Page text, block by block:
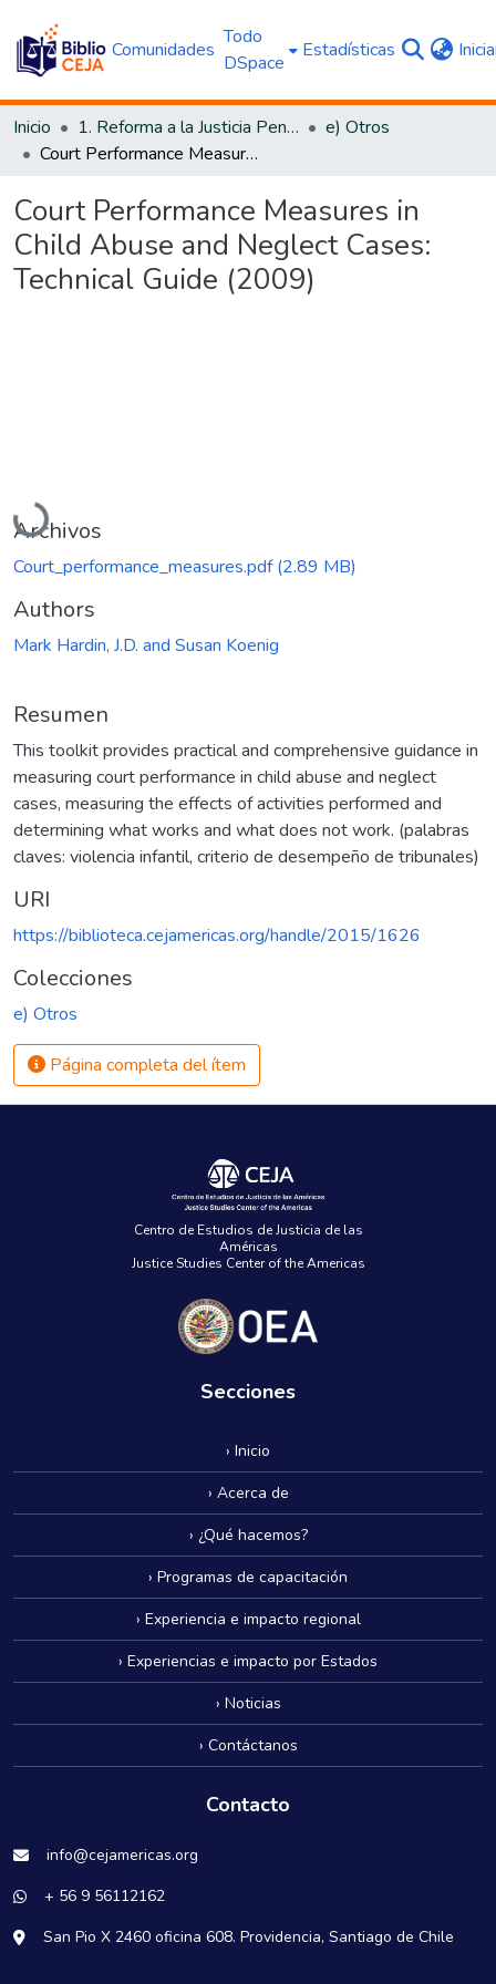
Comunidades
Todo
DSpace
Estadísticas
Inicio 1. Reforma a la Justicia Penal
e) Otros
Court Performance Measures in Child Abuse and Neglect Cases: Technical Guide (2009)
Court Performance Measures in
Child Abuse and Neglect Cases:
Technical Guide (2009)
Cargando...
Archivos
Court_performance_measures.pdf(2.89 MB)
Authors
Mark Hardin, J.D. and Susan Koenig
Resumen
This toolkit provides practical and comprehensive guidance in
measuring court performance in child abuse and neglect
cases, measuring the effects of activities performed and
determining what works and what does not work. (palabras
claves: violencia infantil, criterio de desempeño de tribunales)
URI
https://biblioteca.cejamericas.org/handle/2015/1626
Colecciones
e) Otros
Página completa del ítem
Centro de Estudios de Justicia de las
Américas
Justice Studies Center of the Americas
Secciones
› Inicio
› Acerca de
› ¿Qué hacemos?
› Programas de capacitación
› Experiencia e impacto regional
› Experiencias e impacto por Estados
› Noticias
› Contáctanos
Contacto
info@cejamericas.org
+ 56 9 56112162
San Pio X 2460 oficina 608. Providencia, Santiago de Chile